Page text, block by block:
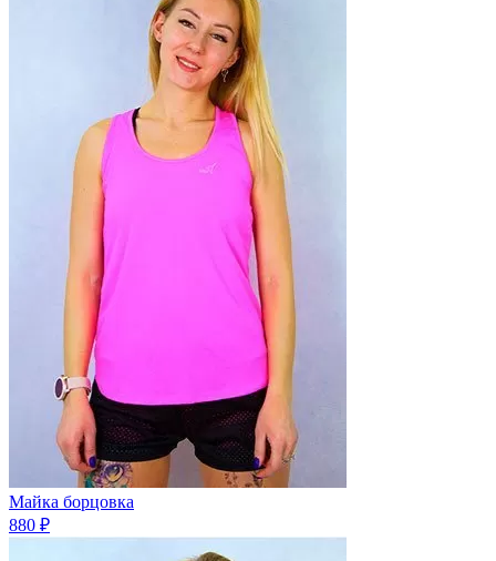
Майка борцовка
880 ₽